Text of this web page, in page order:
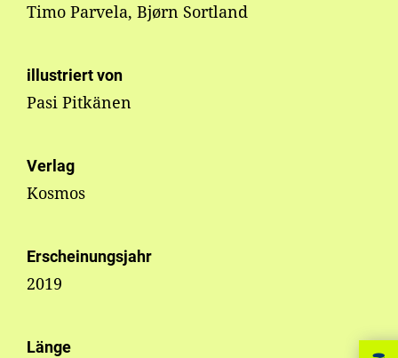
Timo Parvela, Bjørn Sortland
illustriert von
Pasi Pitkänen
Verlag
Kosmos
Erscheinungsjahr
2019
Länge